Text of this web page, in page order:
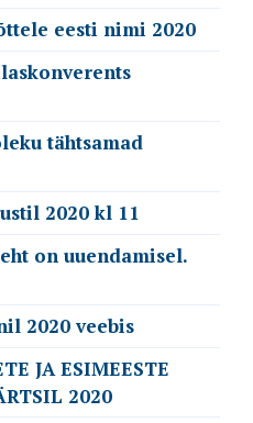
eesti nimi 2020
tähtsamad
2020 kl 11
on uuendamisel.
2020 veebis
JA ESIMEESTE
2020